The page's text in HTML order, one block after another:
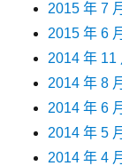
2015 年 7 月
2015 年 6 月
2014 年 11
2014 年 8 月
2014 年 6 月
2014 年 5 月
2014 年 4 月